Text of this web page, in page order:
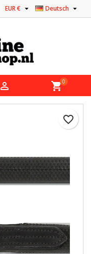
Deutsch 
EUR € 
 shopping_cart0
favorite_border